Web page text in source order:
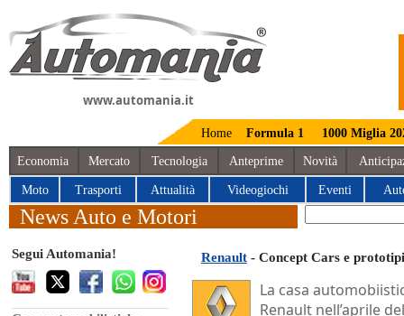
www.automania.it
Home Formula 1 1000 Miglia
Economia Mercato Tecnologia Anteprime Novità
Moto Trasporti Attualità Videogiochi Eventi
News Auto e Motori
Segui Automania! Renault - Concept Cars e
La casa
Renault nell’aprile